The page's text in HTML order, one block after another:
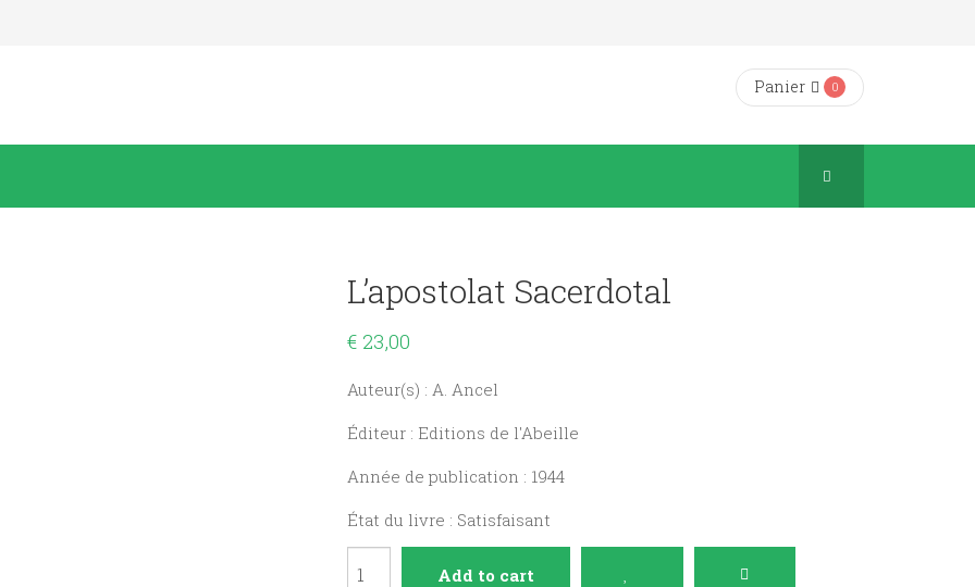
Panier 0
L’apostolat Sacerdotal
€ 23,00
Auteur(s) : A. Ancel
Éditeur : Editions de l'Abeille
Année de publication : 1944
État du livre : Satisfaisant
Add to cart